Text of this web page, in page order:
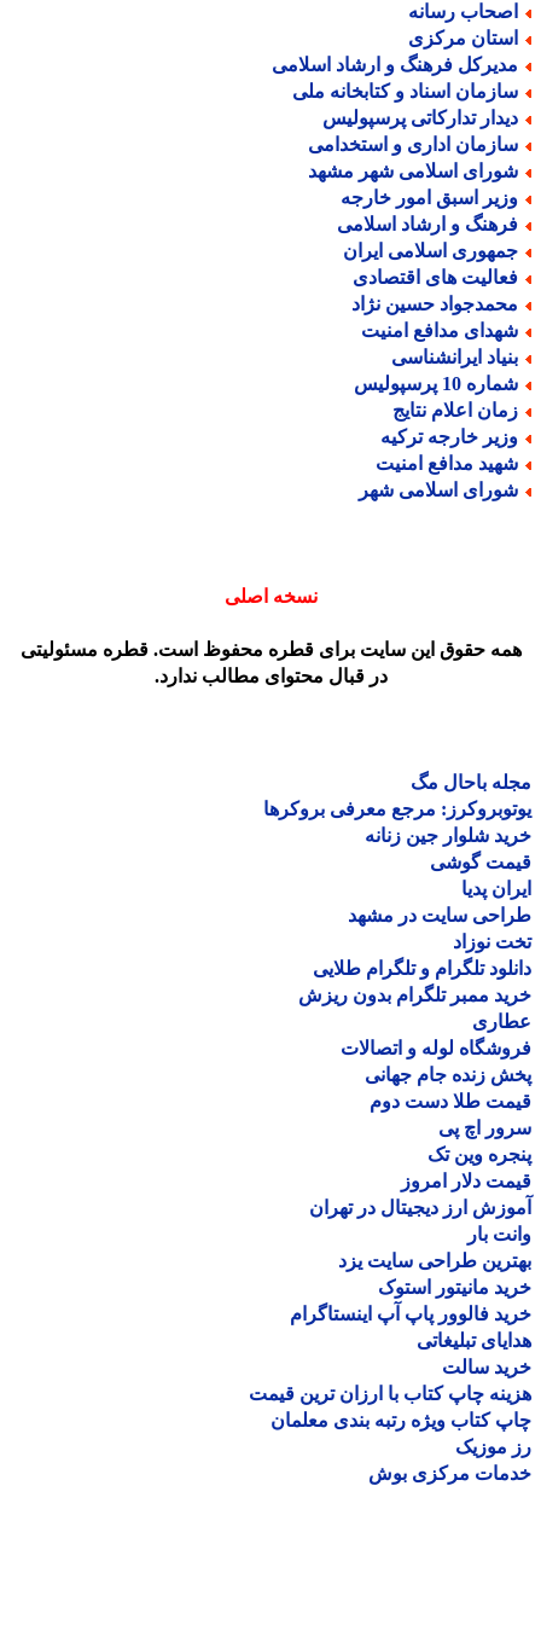
رسانه
مرکزی
فرهنگ و ارشاد اسلامی
اسناد و کتابخانه ملی
تدارکاتی پرسپولیس
اداری و استخدامی
اسلامی شهر مشهد
اسبق امور خارجه
و ارشاد اسلامی
اسلامی ایران
های اقتصادی
حسین نژاد
مدافع امنیت
ایرانشناسی
10 پرسپولیس
اعلام نتایج
خارجه ترکیه
مدافع امنیت
اسلامی شهر
نسخه اصلی
حقوق این سایت برای قطره محفوظ است. قطره مسئولیتی
در قبال محتوای مطالب ندارد.
باحال مگ
مرجع معرفی بروکرها
شلوار جین زنانه
گوشی
پدیا
سایت در مشهد
نوزاد
تلگرام و تلگرام طلایی
ممبر تلگرام بدون ریزش
لوله و اتصالات
زنده جام جهانی
طلا دست دوم
اچ پی
وین تک
دلار امروز
ارز دیجیتال در تهران
بار
طراحی سایت یزد
مانیتور استوک
فالوور پاپ آپ اینستاگرام
تبلیغاتی
سالت
چاپ کتاب با ارزان ترین قیمت
کتاب ویژه رتبه بندی معلمان
موزیک
مرکزی بوش